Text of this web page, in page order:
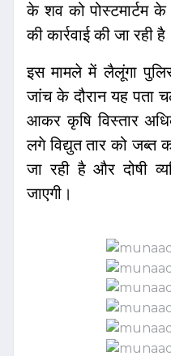
के शव को पोस्टमार्टम
की कार्रवाई की जा रही
इस मामले में लैलूंगा
जांच के दौरान यह पता
आकर कृषि विस्तार
लगे विद्युत तार को जब्त
जा रही है और दोषी
जाएगी।